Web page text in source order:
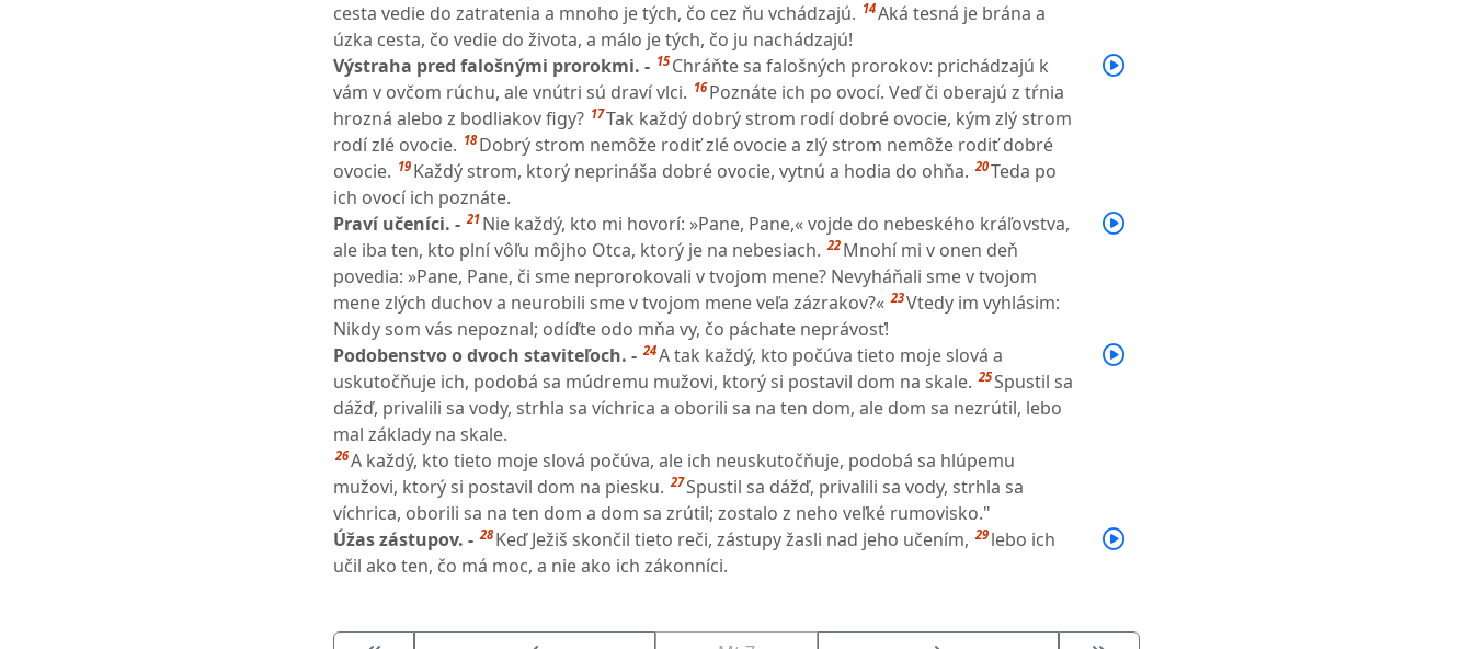
cesta vedie do zatratenia a mnoho je tých, čo cez ňu vchádzajú. 14Aká tesná je brána a
úzka cesta, čo vedie do života, a málo je tých, čo ju nachádzajú!
Výstraha pred falošnými prorokmi. - 15 Chráňte sa falošných prorokov: prichádzajú k
vám v ovčom rúchu, ale vnútri sú draví vlci. 16 Poznáte ich po ovocí. Veď či oberajú z tŕnia
hrozná alebo z bodliakov figy? 17Tak každý dobrý strom rodí dobré ovocie, kým zlý strom
rodí zlé ovocie. 18 Dobrý strom nemôže rodiť zlé ovocie a zlý strom nemôže rodiť dobré
ovocie. 19 Každý strom, ktorý neprináša dobré ovocie, vytnú a hodia do ohňa. 20Teda po
ich ovocí ich poznáte.
Praví učeníci. - 21 Nie každý, kto mi hovorí: »Pane, Pane,« vojde do nebeského kráľovstva,
ale iba ten, kto plní vôľu môjho Otca, ktorý je na nebesiach. 22 Mnohí mi v onen deň
povedia: »Pane, Pane, či sme neprorokovali v tvojom mene? Nevyháňali sme v tvojom
mene zlých duchov a neurobili sme v tvojom mene veľa zázrakov?« 23Vtedy im vyhlásim:
Nikdy som vás nepoznal; odíďte odo mňa vy, čo páchate neprávosť!
Podobenstvo o dvoch staviteľoch. - 24A tak každý, kto počúva tieto moje slová a
uskutočňuje ich, podobá sa múdremu mužovi, ktorý si postavil dom na skale. 25Spustil sa
dážď, privalili sa vody, strhla sa víchrica a oborili sa na ten dom, ale dom sa nezrútil, lebo
mal základy na skale.
26A každý, kto tieto moje slová počúva, ale ich neuskutočňuje, podobá sa hlúpemu
mužovi, ktorý si postavil dom na piesku. 27Spustil sa dážď, privalili sa vody, strhla sa
víchrica, oborili sa na ten dom a dom sa zrútil; zostalo z neho veľké rumovisko."
Úžas zástupov. - 28 Keď Ježiš skončil tieto reči, zástupy žasli nad jeho učením, 29 lebo ich
učil ako ten, čo má moc, a nie ako ich zákonníci.